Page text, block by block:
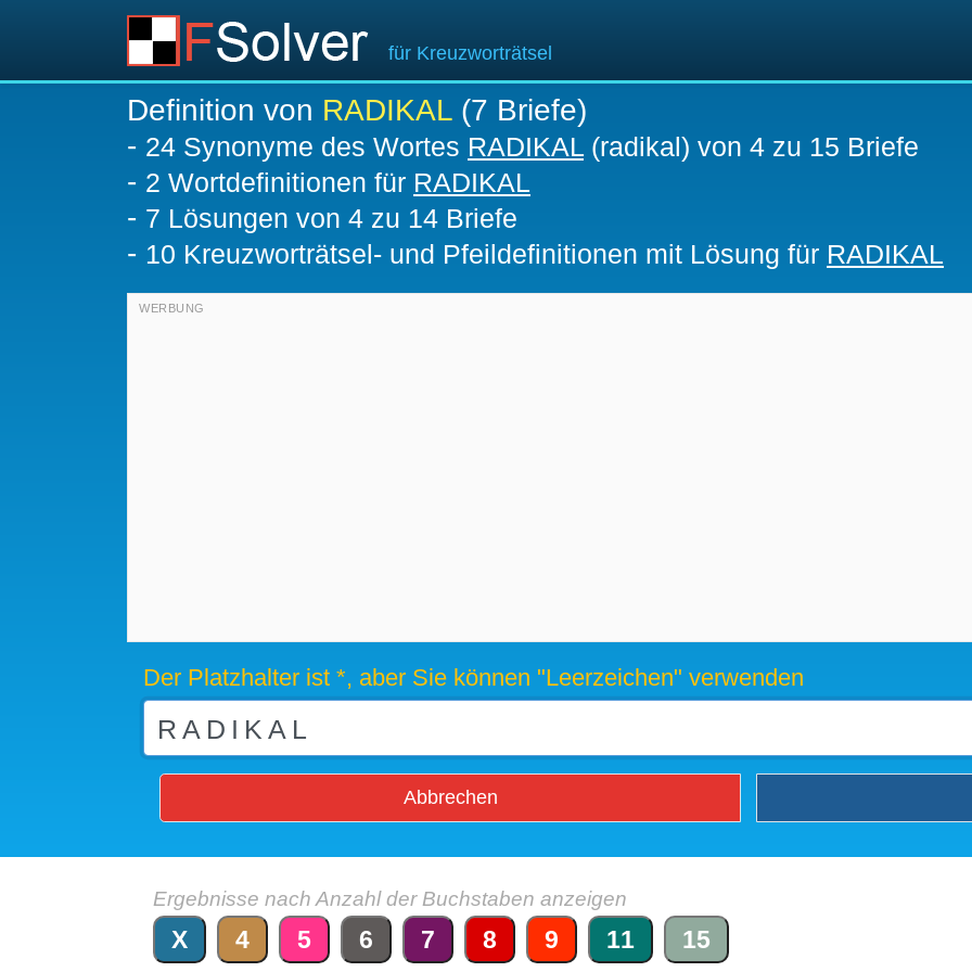
für Kreuzworträtsel
Definition von RADIKAL (7 Briefe)
- 24 Synonyme des Wortes RADIKAL (radikal) von 4 zu 15 Briefe
- 2 Wortdefinitionen für RADIKAL
- 7 Lösungen von 4 zu 14 Briefe
- 10 Kreuzworträtsel- und Pfeildefinitionen mit Lösung für RADIKAL
Der Platzhalter ist *, aber Sie können "Leerzeichen" verwenden
Abbrechen
Ergebnisse nach Anzahl der Buchstaben anzeigen
X 4 5 6 7 8 9 11 15